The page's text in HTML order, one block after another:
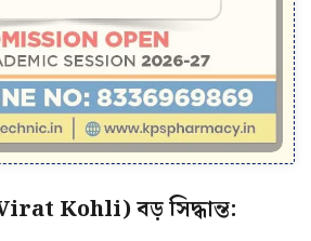
Kohli) বড় সিদ্ধান্ত: